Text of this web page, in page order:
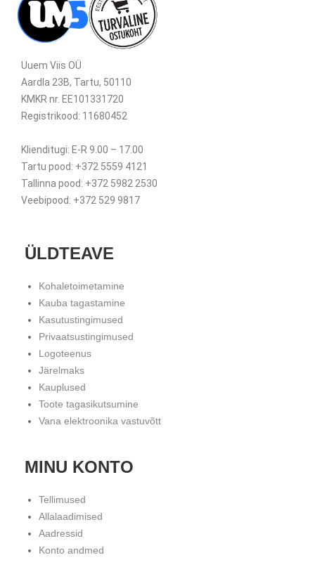
Uuem Viis OÜ
Aardla 23B, Tartu, 50110
KMKR nr. EE101331720
Registrikood: 11680452
Klienditugi: E-R 9.00 – 17.00
Tartu pood: +372 5559 4121
Tallinna pood: +372 5982 2530
Veebipood: +372 529 9817
ÜLDTEAVE
Kohaletoimetamine
Kauba tagastamine
Kasutustingimused
Privaatsustingimused
Logoteenus
Järelmaks
Kauplused
Toote tagasikutsumine
Vana elektroonika vastuvõtt
MINU KONTO
Tellimused
Allalaadimised
Aadressid
Konto andmed